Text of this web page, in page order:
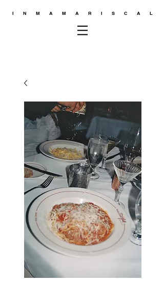
INMAMARISCAL